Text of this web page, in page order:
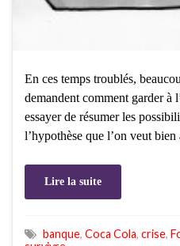
En ces temps troublés,
demandent comment garder à
essayer de résumer les
l’hypothèse que l’on veut bien
Lire la suite
banque, Coca Cola, crise,